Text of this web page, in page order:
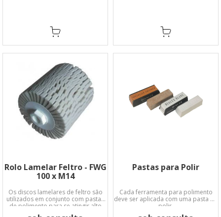
Rolo Lamelar Feltro - FWG
100 x M14
Os discos lamelares de feltro são
utilizados em conjunto com pastas
de polimento para se atingir alto
brilho espelhante.
Pastas para Polir
Cada ferramenta para polimento
deve ser aplicada com uma pasta de
polir.